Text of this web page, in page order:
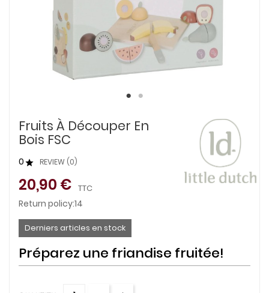
Fruits À Découper En
Bois FSC
0 REVIEW (0)
20,90 € TTC
Return policy:14
Derniers articles en stock
Préparez une friandise fruitée!